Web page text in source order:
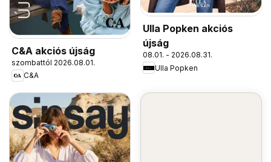
C&A akciós újság
szombattól 2026.08.01.
C&A
Ulla Popken akciós
újság
08.01. - 2026.08.31.
Ulla Popken